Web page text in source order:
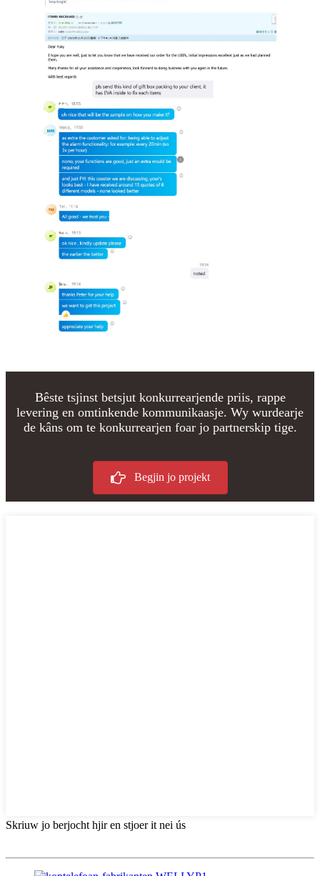
Bêste tsjinst betsjut konkurrearjende priis, rappe
levering en omtinkende kommunikaasje. Wy wurdearje
de kâns om te konkurrearjen foar jo partnerskip tige.
Begjin jo projekt
Skriuw jo berjocht hjir en stjoer it nei ús